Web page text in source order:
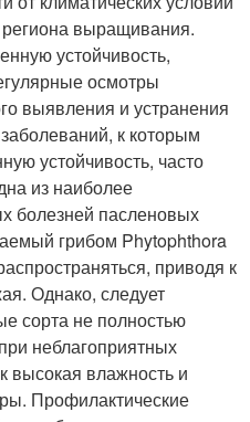
региона выращивания.
устойчивость,
осмотры
выявления и устранения
к которым
устойчивость, часто
из наиболее
болезней пасленовых
грибом Phytophthora
приводя к
Однако, следует
сорта не полностью
неблагоприятных
высокая влажность и
Профилактические